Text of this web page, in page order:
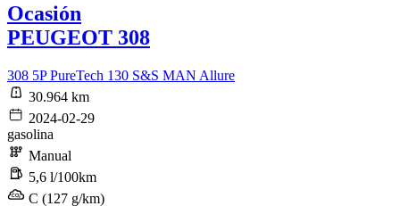
Ocasión
PEUGEOT 308
308 5P PureTech 130 S&S MAN Allure
30.964 km
2024-02-29
gasolina
Manual
5,6 l/100km
C (127 g/km)